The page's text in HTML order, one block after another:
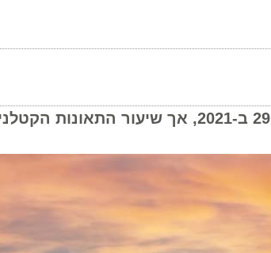
ב-2022 נרשמו יותר תאונות בתעופה המסחרית, 39 לעומת 29 ב-2021, אך שיעור